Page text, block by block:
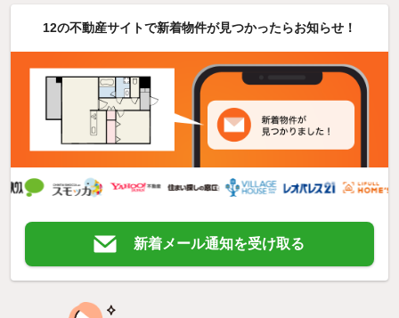
12の不動産サイトで新着物件が見つかったらお知らせ！
新着メール通知を受け取る